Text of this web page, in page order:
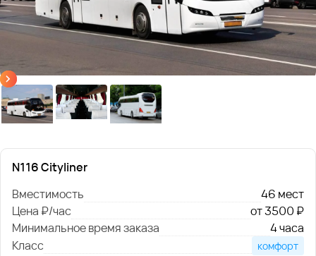
N116 Cityliner
Вместимость
46 мест
Цена ₽/час
от 3500 ₽
Минимальное время заказа
4 часа
Класс
комфорт